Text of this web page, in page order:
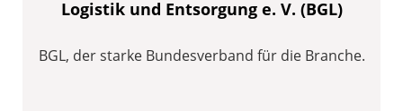
Logistik und Entsorgung e. V. (BGL)
BGL, der starke Bundesverband für die Branche.